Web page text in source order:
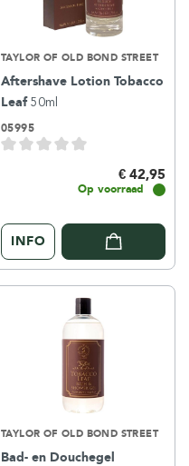
TAYLOR OF OLD BOND STREET
Aftershave Lotion Tobacco
Leaf50ml
05995
€ 42,95
Op voorraad
INFO
TAYLOR OF OLD BOND STREET
Bad- en Douchegel